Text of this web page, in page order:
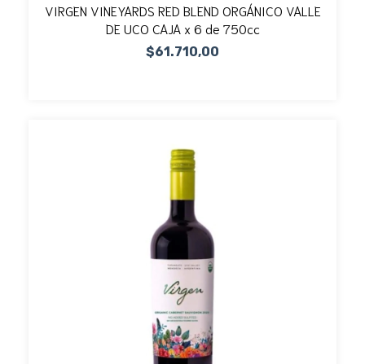
VIRGEN VINEYARDS RED BLEND ORGÁNICO VALLE
DE UCO CAJA x 6 de 750cc
$61.710,00